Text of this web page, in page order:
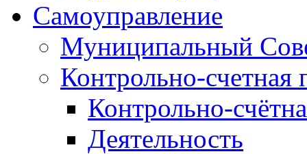
Самоуправление
Муниципальный
Контрольно-счетная
Контрольно-
Деятельность